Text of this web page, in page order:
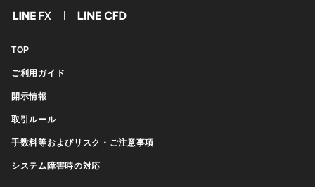
TOP
ご利用ガイド
開示情報
取引ルール
手数料等およびリスク・ご注意事項
システム障害時の対応